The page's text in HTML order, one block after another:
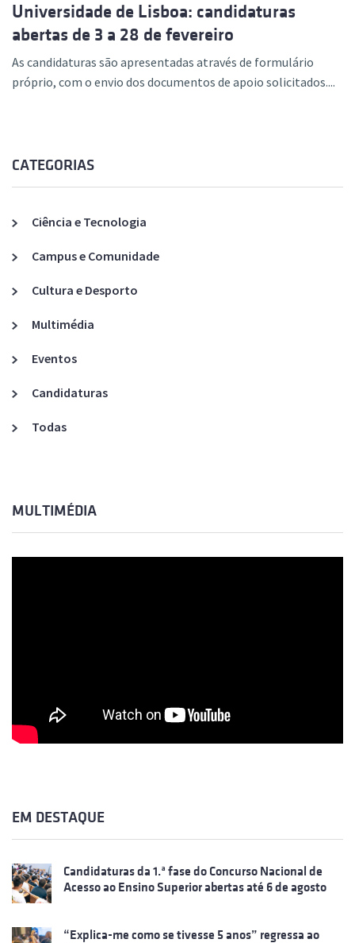
Universidade de Lisboa: candidaturas
abertas de 3 a 28 de fevereiro
As candidaturas são apresenta​das através de formulário
próprio, com o envio dos documentos de apoio solicitados....
CATEGORIAS
Ciência e Tecnologia
Campus e Comunidade
Cultura e Desporto
Multimédia
Eventos
Candidaturas
Todas
MULTIMÉDIA
EM DESTAQUE
Candidaturas da 1.ª fase do Concurso Nacional de
Acesso ao Ensino Superior abertas até 6 de agosto
“Explica-me como se tivesse 5 anos” regressa ao